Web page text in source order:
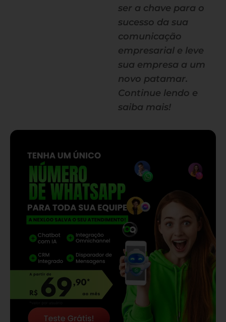
ser a chave para o
sucesso da sua
comunicação
empresarial e leve
sua empresa a um
novo patamar.
Continue lendo e
saiba mais!